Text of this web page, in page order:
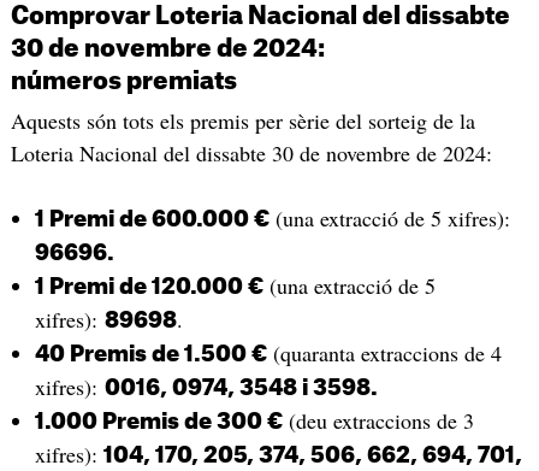
Comprovar Loteria Nacional del dissabte
30 de novembre de 2024:
números premiats
Aquests són tots els premis per sèrie del sorteig de la
Loteria Nacional del dissabte 30 de novembre de 2024:
1 Premi de 600.000 €(una extracció de 5 xifres):
96696.
1 Premi de 120.000 €(una extracció de 5
xifres): 89698.
40 Premis de 1.500 €(quaranta extraccions de 4
xifres): 0016, 0974, 3548 i 3598.
1.000 Premis de 300 €(deu extraccions de 3
xifres): 104, 170, 205, 374, 506, 662, 694, 701,